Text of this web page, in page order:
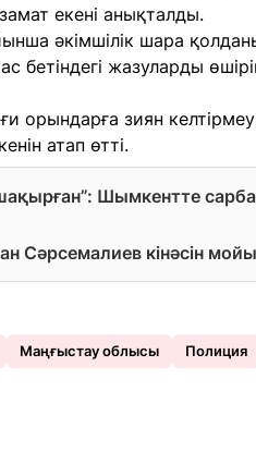
екені анықталды.
әкімшілік шара
бетіндегі жазуларды
орындарға зиян
атап өтті.
Шымкентте
Сәрсемалиев кінәсін
Маңғыстау облысы Полиция